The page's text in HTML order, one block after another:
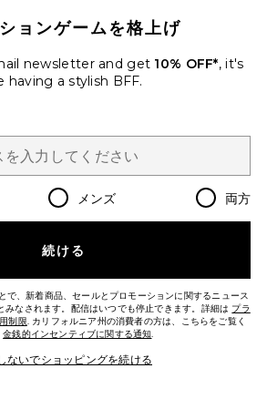
CAROL ショートパンツ
ンツ
ョンゲームを格上げ
newsletter and get 10% OFF*, it's
having a stylish BFF.
メンズ 両方
続ける
で、新着商品、セールとプロモーションに関するニュース
みなされます。配信はいつでも停止できます。詳細は プラ
制限. カリフォルニア州の消費者の方は、こちらをご覧く
金銭的インセンティブに関する通知.
ないでショッピングを続ける